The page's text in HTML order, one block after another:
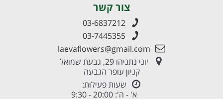
צור קשר
03-6837212
03-7445355
laevaflowers@gmail.com
יוני נתניהו 29, גבעת שמואל
קניון עופר הגבעה
שעות פעילות:
א' - ה': 20:00 - 9:30